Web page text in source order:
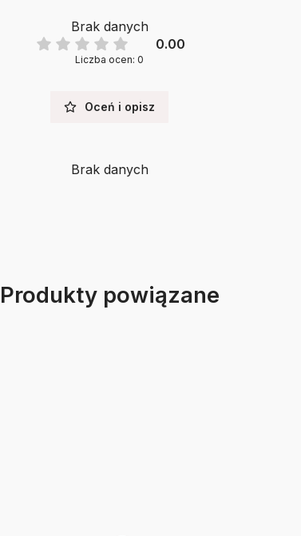
Brak danych
0.00
Liczba ocen: 0
Oceń i opisz
Brak danych
Produkty powiązane